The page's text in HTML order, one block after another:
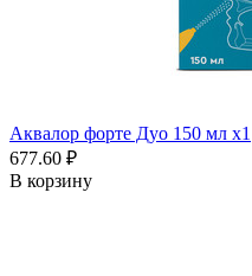
Аквалор форте Дуо 150 мл x1
677.60 ₽
В корзину